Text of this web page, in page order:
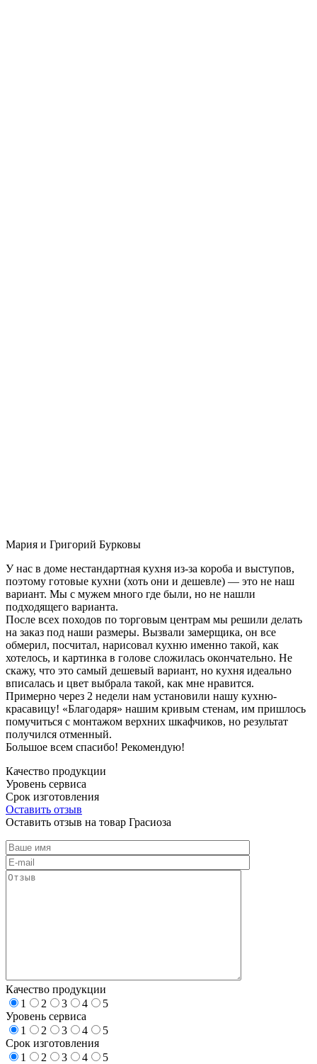
Мария и Григорий Бурковы
У нас в доме нестандартная кухня из-за короба и выступов,
поэтому готовые кухни (хоть они и дешевле) — это не наш
вариант. Мы с мужем много где были, но не нашли
подходящего варианта.
После всех походов по торговым центрам мы решили делать
на заказ под наши размеры. Вызвали замерщика, он все
обмерил, посчитал, нарисовал кухню именно такой, как
хотелось, и картинка в голове сложилась окончательно. Не
скажу, что это самый дешевый вариант, но кухня идеально
вписалась и цвет выбрала такой, как мне нравится.
Примерно через 2 недели нам установили нашу кухню-
красавицу! «Благодаря» нашим кривым стенам, им пришлось
помучиться с монтажом верхних шкафчиков, но результат
получился отменный.
Большое всем спасибо! Рекомендую!
Качество продукции
Уровень сервиса
Срок изготовления
Оставить отзыв
Оставить отзыв на товар Грасиоза
Качество продукции
1
2 3 4
5
Уровень сервиса
1
2 3 4
5
Срок изготовления
1
2 3 4
5